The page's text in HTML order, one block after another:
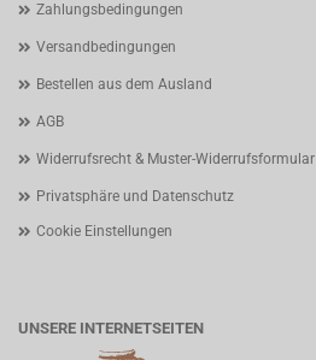
Zahlungsbedingungen
Versandbedingungen
Bestellen aus dem Ausland
AGB
Widerrufsrecht & Muster-Widerrufsformular
Privatsphäre und Datenschutz
Cookie Einstellungen
UNSERE INTERNETSEITEN